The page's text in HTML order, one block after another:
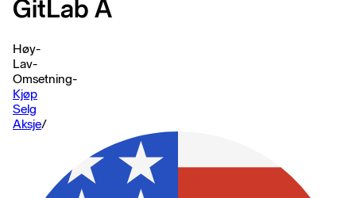
GitLab A
Høy-
Lav-
Omsetning-
Kjøp
Selg
Aksje/